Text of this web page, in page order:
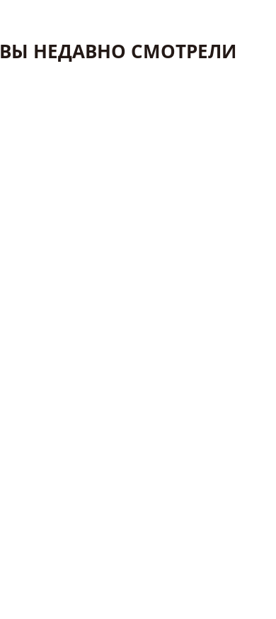
ВЫ НЕДАВНО СМОТРЕЛИ